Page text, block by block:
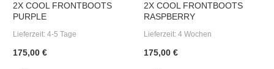
2X COOL FRONTBOOTS
PURPLE
Lieferzeit: 4-5 Tage
175,00 €
2X COOL FRONTBOOTS
RASPBERRY
Lieferzeit: 4 Wochen
175,00 €